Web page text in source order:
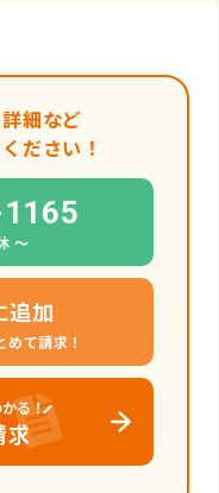
細など
ださい！
〜
追加
て請求！
る！
求